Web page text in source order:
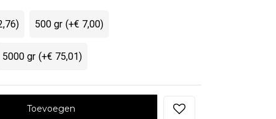
500 gr (+€ 7,00)
5000 gr (+€ 75,01)
Toevoegen